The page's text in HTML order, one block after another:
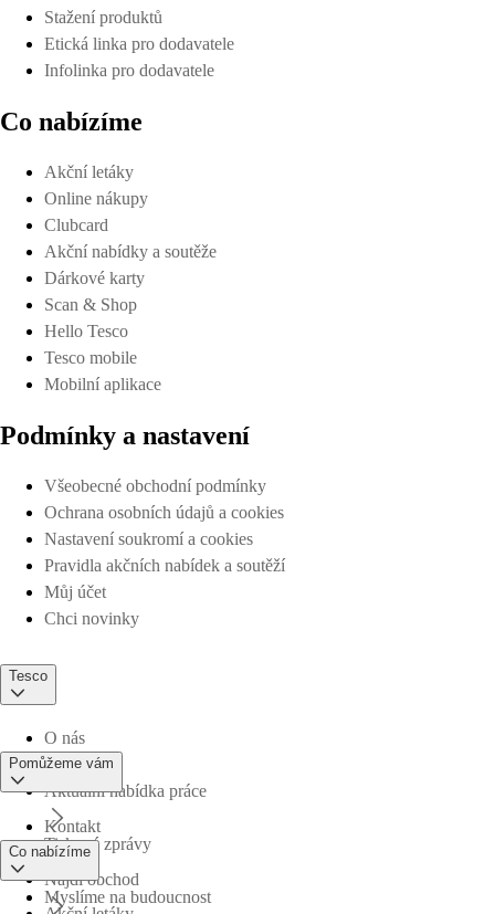
Stažení produktů
Etická linka pro dodavatele
Infolinka pro dodavatele
Co nabízíme
Akční letáky
Online nákupy
Clubcard
Akční nabídky a soutěže
Dárkové karty
Scan & Shop
Hello Tesco
Tesco mobile
Mobilní aplikace
Podmínky a nastavení
Všeobecné obchodní podmínky
Ochrana osobních údajů a cookies
Nastavení soukromí a cookies
Pravidla akčních nabídek a soutěží
Můj účet
Chci novinky
Tesco
O nás
Aktuální nabídka práce
Tiskové zprávy
Myslíme na budoucnost
Pomůžeme vám
Kontakt
Najdi obchod
Co nabízíme